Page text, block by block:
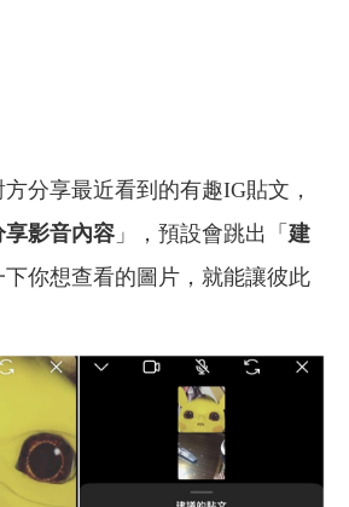
享最近看到的有趣IG貼文，
享影音內容 」，預設會跳出「 建
下你想查看的圖片，就能讓彼此